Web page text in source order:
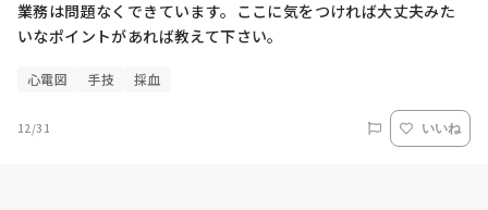
業務は問題なくできています。ここに気をつければ大丈夫みた
いなポイントがあれば教えて下さい。
心電図 手技 採血
12/31 いいね